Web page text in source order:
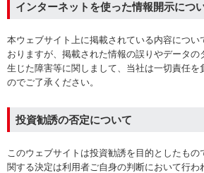
インターネットを使った情報開示につ
本ウェブサイト上に掲載されている内容につい
おりますが、掲載された情報の誤りやデータの
生じた障害等に関しまして、当社は一切責任を
のでご了承ください。
投資勧誘の否定について
このウェブサイトは投資勧誘を目的としたもの
関する決定は利用者ご自身の判断において行わ